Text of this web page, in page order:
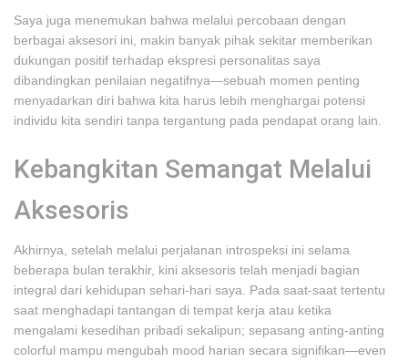
Saya juga menemukan bahwa melalui percobaan dengan
berbagai aksesori ini, makin banyak pihak sekitar memberikan
dukungan positif terhadap ekspresi personalitas saya
dibandingkan penilaian negatifnya—sebuah momen penting
menyadarkan diri bahwa kita harus lebih menghargai potensi
individu kita sendiri tanpa tergantung pada pendapat orang lain.
Kebangkitan Semangat Melalui
Aksesoris
Akhirnya, setelah melalui perjalanan introspeksi ini selama
beberapa bulan terakhir, kini aksesoris telah menjadi bagian
integral dari kehidupan sehari-hari saya. Pada saat-saat tertentu
saat menghadapi tantangan di tempat kerja atau ketika
mengalami kesedihan pribadi sekalipun; sepasang anting-anting
colorful mampu mengubah mood harian secara signifikan—even